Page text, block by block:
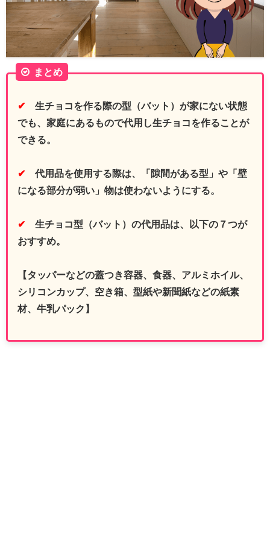
まとめ
✔ 生チョコを作る際の型（バット）が家にない状態
でも、家庭にあるもので代用し生チョコを作ることが
できる。
✔ 代用品を使用する際は、「隙間がある型」や「壁
になる部分が弱い」物は使わないようにする。
✔ 生チョコ型（バット）の代用品は、以下の７つが
おすすめ。
【タッパーなどの蓋つき容器、食器、アルミホイル、
シリコンカップ、空き箱、型紙や新聞紙などの紙素
材、牛乳パック】